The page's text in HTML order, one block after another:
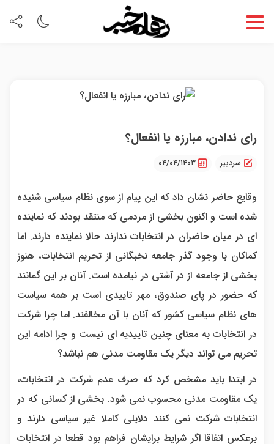
رای ندادن، مبارزه یا انفعال؟
سردبیر ۰۴/۰۴/۱۴۰۳
وقایع حاضر نشان داد که این پیام از سوی نظام سیاسی شنیده
شده است و اکنون بخشی از مردمی که منتقد بودند که نماینده
ای در میان حاضران در انتخابات ندارند حالا نماینده دارند. اما
کماکان با وجود گذر جامعه نخبگانی از تحریم انتخابات، هنوز
بخشی از جامعه از در آشتی در نیامده است. آنان بر این گمانند
که حضور در پای صندوق، مهر تاییدی است بر همه سیاست
های نظام سیاسی کشور که آنان با آن مخالفند. اما چرا شرکت
در انتخابات به معنای چنین تاییدیه ای نیست و چرا ادامه این
تحریم می تواند دیگر یک مقاومت مدنی هم نباشد؟
در ابتدا باید مشخص کرد که صرف عدم شرکت در انتخابات،
یک مقاومت مدنی محسوب نمی شود. بخشی از کسانی که در
انتخابات شرکت نمی کنند دلایلی کاملا غیر سیاسی دارند و
برعکس اتفاقا اگر شرایط برایشان فراهم بود قطعا در انتخابات